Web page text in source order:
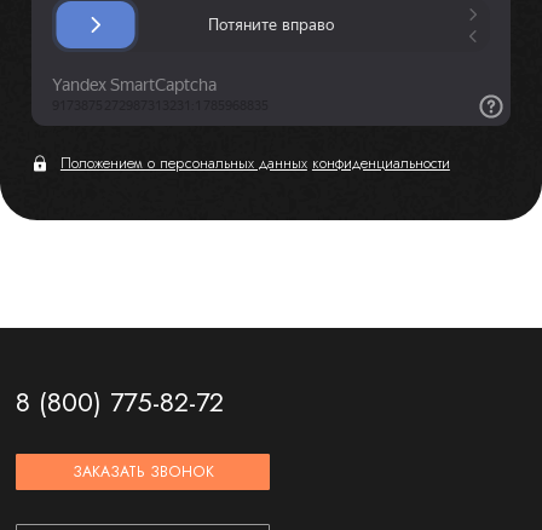
Положением о персональных данных конфиденциальности
8 (800) 775-82-72
ЗАКАЗАТЬ ЗВОНОК